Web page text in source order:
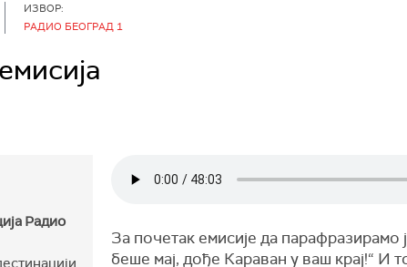
ИЗВОР:
РАДИО БЕОГРАД 1
Радио
За почетак емисије да парафразирамо
беше мај, дође Караван у ваш крај!“ И